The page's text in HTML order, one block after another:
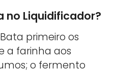
no Liquidificador?
primeiro os
a farinha aos
o fermento